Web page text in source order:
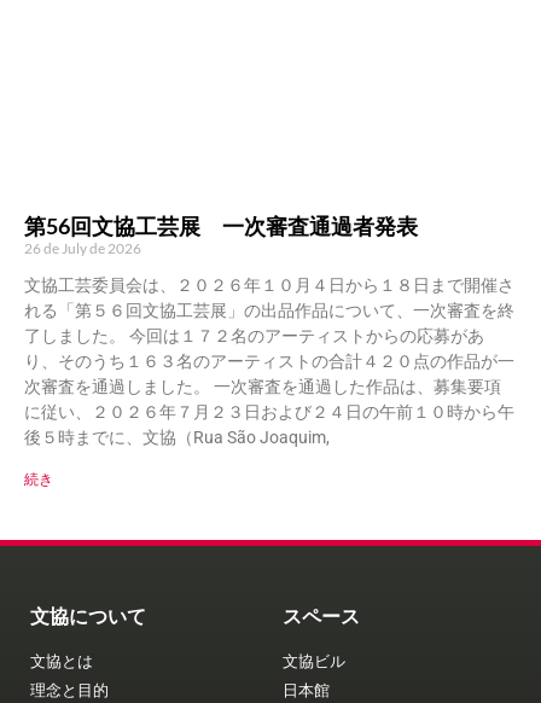
第56回文協工芸展 一次審査通過者発表
26 de July de 2026
文協工芸委員会は、２０２６年１０月４日から１８日まで開催さ
れる「第５６回文協工芸展」の出品作品について、一次審査を終
了しました。 今回は１７２名のアーティストからの応募があ
り、そのうち１６３名のアーティストの合計４２０点の作品が一
次審査を通過しました。 一次審査を通過した作品は、募集要項
に従い、２０２６年７月２３日および２４日の午前１０時から午
後５時までに、文協（Rua São Joaquim,
続き
文協について
文協とは
理念と目的
スペース
文協ビル
日本館